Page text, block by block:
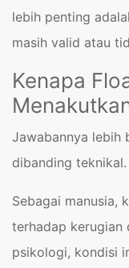
lebih penting
masih valid atau
Kenapa
Jawabannya lebih
dibanding teknikal.
Sebagai manusia,
terhadap kerugian
psikologi, kondisi